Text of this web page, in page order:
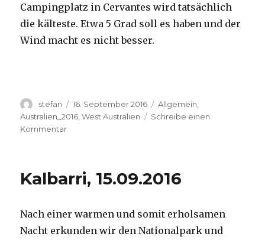
Campingplatz in Cervantes wird tatsächlich
die kälteste. Etwa 5 Grad soll es haben und der
Wind macht es nicht besser.
Autor
stefan
Veröffentlicht
am
16. September 2016 Kategorien
Allgemein
Australien_2016 ,West Australien
Schreibe einen
Kommentarzu
Kalbarri, 15.09.2016
Nach einer warmen und somit erholsamen
Nacht erkunden wir den Nationalpark und